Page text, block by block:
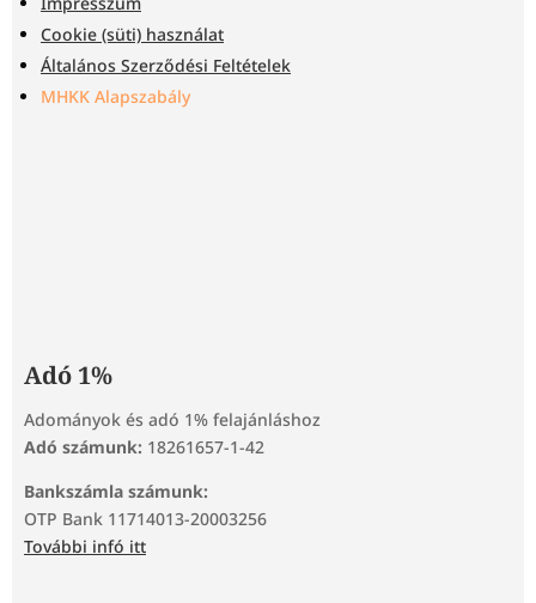
Cookie (süti) használat
Általános Szerződési Feltételek
MHKK Alapszabály
Adó 1%
Adományok és adó 1% felajánláshoz
Adó számunk: 18261657-1-42
Bankszámla számunk:
OTP Bank 11714013-20003256
További infó itt